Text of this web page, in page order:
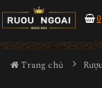
0
Trang chủ